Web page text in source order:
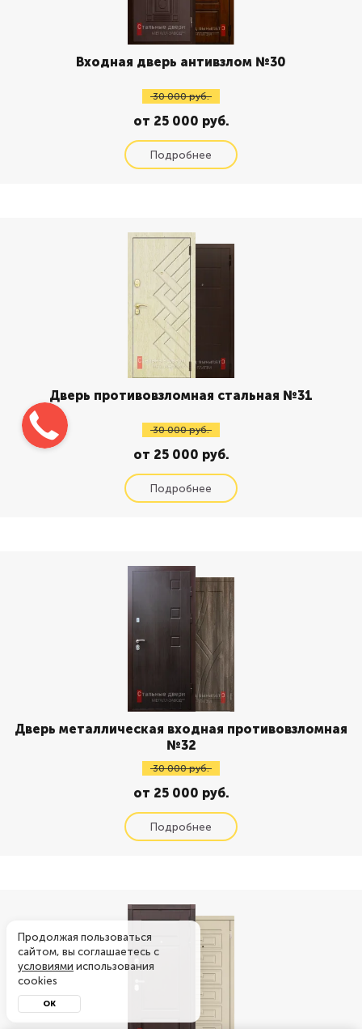
Входная дверь антивзлом №30
30 000 руб.
от 25 000 руб.
Дверь противовзломная стальная №31
30 000 руб.
от 25 000 руб.
Дверь металлическая входная противовзломная
№32
30 000 руб.
от 25 000 руб.
Продолжая пользоваться
сайтом, вы соглашаетесь с
условиями использования
cookies
ОК